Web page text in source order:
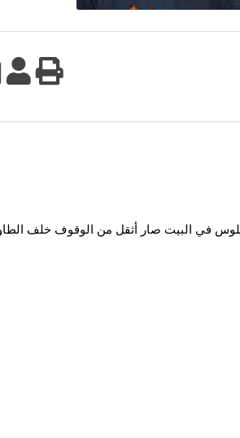
في البيت صار أثقل من الوقوف خلف